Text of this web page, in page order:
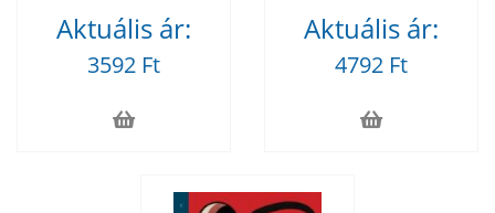
Aktuális ár:
3592 Ft
Aktuális ár:
4792 Ft